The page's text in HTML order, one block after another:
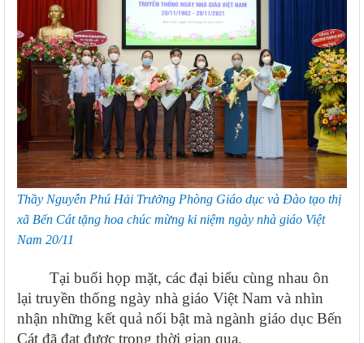
Thầy Nguyễn Phú Hải Trưởng Phòng Giáo dục và Đào tạo thị
xã Bến Cát tặng hoa chúc mừng kỉ niệm ngày nhà giáo Việt
Nam 20/11
Tại buổi họp mặt, các đại biểu cùng nhau ôn
lại truyền thống ngày nhà giáo Việt Nam và nhìn
nhận những kết quả nổi bật mà ngành giáo dục Bến
Cát đã đạt được trong thời gian qua.